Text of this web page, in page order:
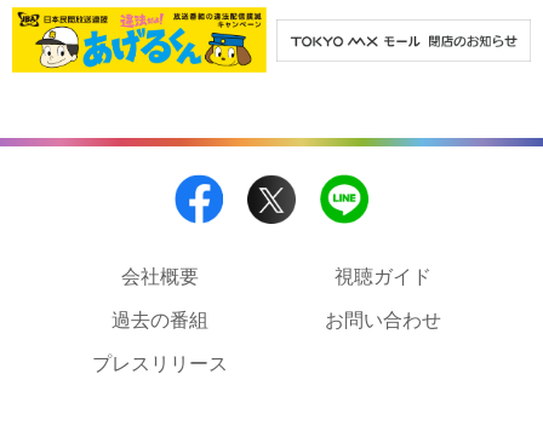
会社概要 視聴ガイド
過去の番組 お問い合わせ
プレスリリース